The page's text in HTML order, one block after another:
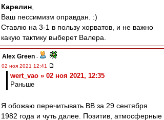
Карелин
Ваш пессимизм оправдан. :)
Ставлю на 3-1 в пользу хорватов, и не важно
какую тактику выберет Валера.
Alex Green -
02 ноя 2021 12:41
wert_vao » 02 ноя 2021, 12:35
Раньше
Я обожаю перечитывать ВВ за 29 сентября
1982 года и чуть далее. Позитив, атмосферные